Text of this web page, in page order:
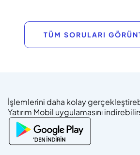
TÜM SORULARI
İşlemlerini daha kolay
Yatırım Mobil uygulamasını